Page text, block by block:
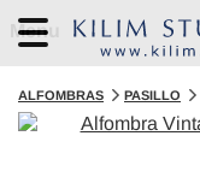
Menu
ALFOMBRAS PASILLO